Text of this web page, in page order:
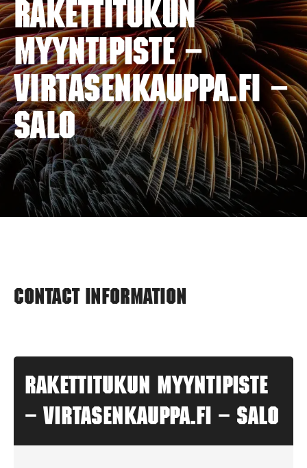
Rakettitukun
myyntipiste –
VIRTASENKAUPPA.FI –
SALO
Contact information
Rakettitukun myyntipiste
– VIRTASENKAUPPA.FI – SALO